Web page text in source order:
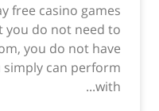
free casino games
you do not need to
you do not have
simply can perform
with...